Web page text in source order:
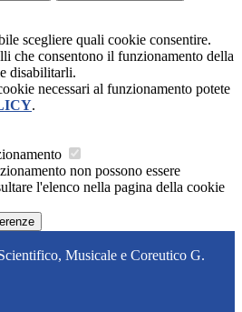
scegliere quali cookie consentire.
che consentono il funzionamento della
disabilitarli.
necessari al funzionamento potete
.
non possono essere
l'elenco nella pagina della cookie
Musicale e Coreutico G.